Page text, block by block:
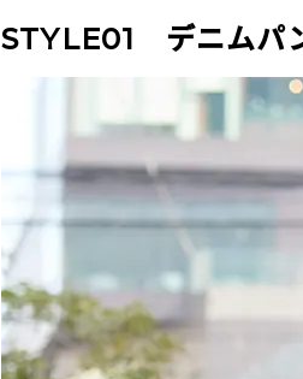
STYLE01 デニムパ